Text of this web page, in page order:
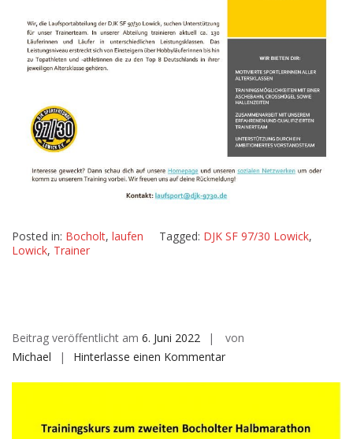
Posted in: Bocholt, laufen Tagged: DJK SF 97/30 Lowick,
Lowick, Trainer
Beitrag veröffentlicht am 6. Juni 2022
von
Michael
Hinterlasse einen Kommentarauf